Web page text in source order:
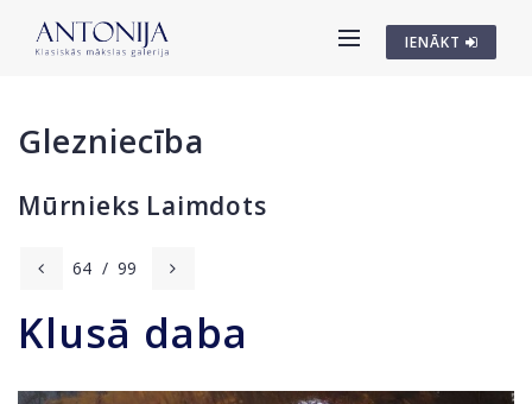
IENĀKT
Glezniecība
Mūrnieks Laimdots
64 / 99
Klusā daba